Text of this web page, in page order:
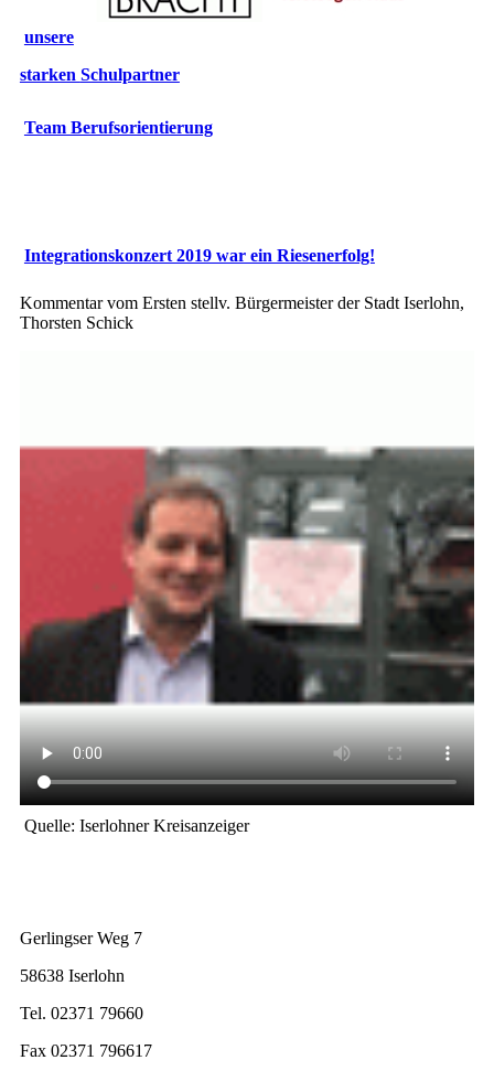
unsere
starken Schulpartner
Team Berufsorientierung
Integrationskonzert 2019 war ein Riesenerfolg!
Kommentar vom Ersten stellv. Bürgermeister der Stadt Iserlohn,
Thorsten Schick
Quelle: Iserlohner Kreisanzeiger
Gerlingser Weg 7
58638 Iserlohn
Tel. 02371 79660
Fax 02371 796617